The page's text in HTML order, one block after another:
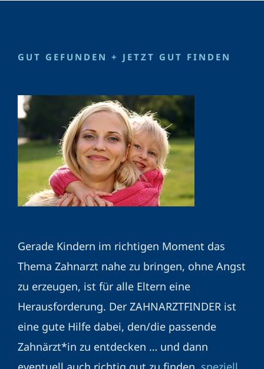
GUT GEFUNDEN + JETZT GUT FINDEN
Gerade Kindern im richtigen Moment das
Thema Zahnarzt nahe zu bringen, ohne Angst
zu erzeugen, ist für alle Eltern eine
Herausforderung. Der ZAHNARZTFINDER ist
eine gute Hilfe dabei, den/die passende
Zahnärzt*in zu entdecken … und dann